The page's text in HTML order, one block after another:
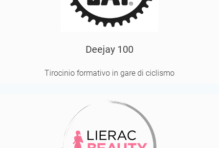
Deejay 100
Tirocinio formativo in gare di ciclismo